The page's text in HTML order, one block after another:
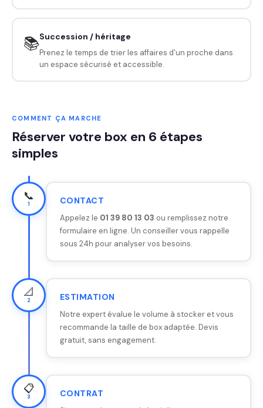
📚Succession / héritage
Prenez le temps de trier les affaires d'un proche dans
un espace sécurisé et accessible.
COMMENT ÇA MARCHE
Réserver votre box en 6 étapes
simples
📞
1 CONTACT
Appelez le 01 39 80 13 03 ou remplissez notre
formulaire en ligne. Un conseiller vous rappelle
sous 24h pour analyser vos besoins.
📐
2 ESTIMATION
Notre expert évalue le volume à stocker et vous
recommande la taille de box adaptée. Devis
gratuit, sans engagement.
📋
3 CONTRAT